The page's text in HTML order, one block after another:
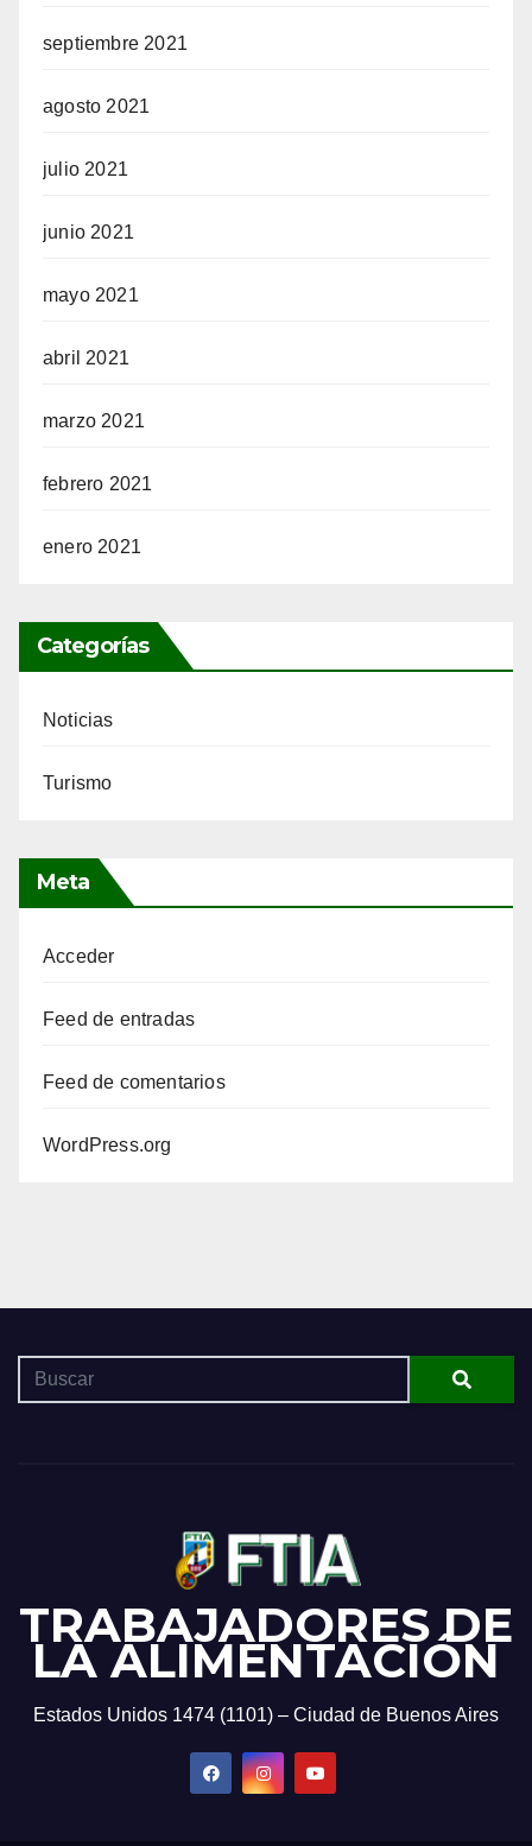
septiembre 2021
agosto 2021
julio 2021
junio 2021
mayo 2021
abril 2021
marzo 2021
febrero 2021
enero 2021
Categorías
Noticias
Turismo
Meta
Acceder
Feed de entradas
Feed de comentarios
WordPress.org
TRABAJADORES DE
LA ALIMENTACIÓN
Estados Unidos 1474 (1101) – Ciudad de Buenos Aires